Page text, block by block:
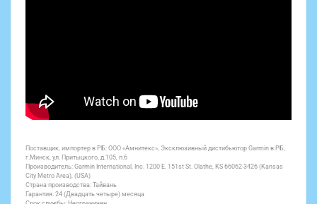
Поставщик, импортер в РБ: ООО «Амнитекс», Эксклюзивный дистибьютор Garmin в РБ,
г.Минск, ул. Притыцкого, д.105, п.6
Производитель: Garmin International, Inc. 1200 E. 151st St. Olathe, KS 66062-3426 (Kansas
City Metro Area), (USA)
Страна производства: Тайвань
Гарантия: 24 (Двадцать четыре) месяца